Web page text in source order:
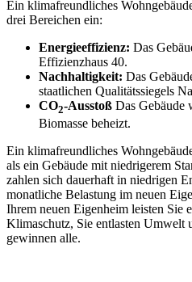
Ein klimafreundliches
drei Bereichen ein:
Energieeffizienz: Das
Effizienzhaus 40.
Nachhaltigkeit: Das
staatlichen Qualitäts­siegels
CO2-Ausstoß Das Gebäude
Biomasse beheizt.
Ein klimafreundliches
als ein Gebäude mit niedrigerem
zahlen sich dauerhaft in niedrigen
monatliche Belastung im neuen
Ihrem neuen Eigen­heim leisten Sie
Klima­schutz, Sie entlasten Umwelt
gewinnen alle.